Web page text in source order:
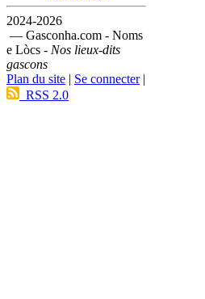
2024-2026
— Gasconha.com - Noms
e Lòcs - Nos lieux-dits
gascons
Plan du site | Se connecter|
RSS 2.0